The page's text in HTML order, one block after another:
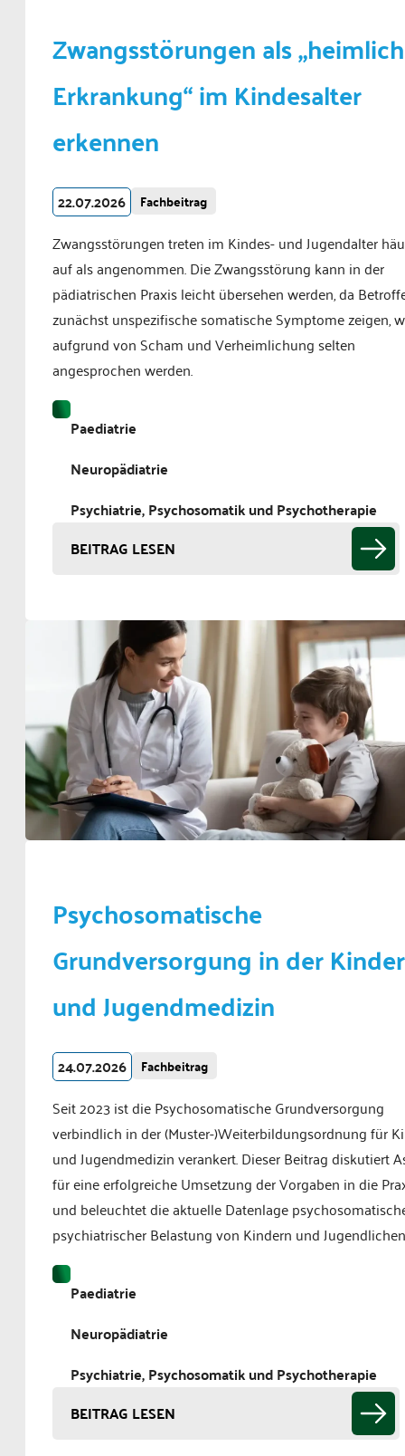
Zwangsstörungen als
Erkrankung“ im Kindesalter
erkennen
22.07.2026 Fachbeitrag
Zwangsstörungen treten im Kindes- und Jugendalter
auf als angenommen. Die Zwangsstörung kann in der
pädiatrischen Praxis leicht übersehen werden, da
zunächst unspezifische somatische Symptome zeigen,
aufgrund von Scham und Verheimlichung selten
angesprochen werden.
Paediatrie
Neuropädiatrie
Psychiatrie, Psychosomatik und Psychotherapie
BEITRAG LESEN
Psychosomatische
Grundversorgung in der
und Jugendmedizin
24.07.2026 Fachbeitrag
Seit 2023 ist die Psychosomatische Grundversorgung
verbindlich in der (Muster-)Weiterbildungsordnung für
und Jugendmedizin verankert. Dieser Beitrag diskutiert
für eine erfolgreiche Umsetzung der Vorgaben in die
und beleuchtet die aktuelle Datenlage
psychiatrischer Belastung von Kindern und
Paediatrie
Neuropädiatrie
Psychiatrie, Psychosomatik und Psychotherapie
BEITRAG LESEN